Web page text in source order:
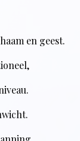
en geest.